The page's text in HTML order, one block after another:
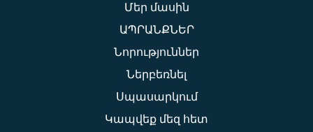
Մեր մասին
ԱՊՐԱՆՔՆԵՐ
Նորություններ
Ներբեռնել
Սպասարկում
Կապվեք մեզ հետ